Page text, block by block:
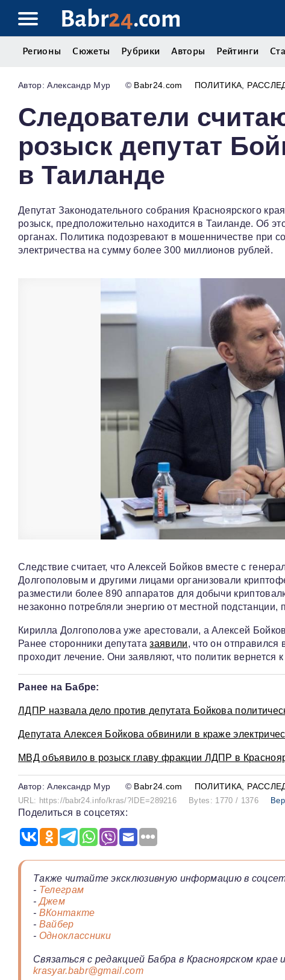
Babr24.com
Регионы Сюжеты Рубрики Авторы Рейтинги
Александр Мур © Babr24.com ПОЛИТИКА
Следователи
розыск депутат
в Таиланде
Депутат Законодательного собрания Красноярского
розыск, предположительно находится в Таиланде. Об
органах. Политика подозревают в мошенничестве при
электричества на сумму более 300 миллионов рублей.
Следствие считает, что Алексей Бойков вместе с
Долгополовым и другими лицами организовали
разместили более 890 аппаратов для добычи
незаконно потребляли энергию от местной
Кирилла Долгополова уже арестовали, а Алексей
Ранее сторонники депутатазаявили, что он отправился
проходит лечение. Они заявляют, что политик
Ранее на Бабре:
ЛДПР назвала дело против депутата Бойкова
Депутата Алексея Бойкова обвинили в краже
МВД объявило в розыск главу фракции ЛДПР в
Александр Мур © Babr24.com ПОЛИТИКА
URL: https://babr24.info/kras/?IDE=289216 Bytes: 1770 / 1376
Поделиться в соцсетях:
Также читайте эксклюзивную информацию в
- Телеграм
-Джем
- ВКонтакте
- Вайбер
- Одноклассники
Связаться с редакцией Бабра в Красноярском крае
krasyar.babr@gmail.com